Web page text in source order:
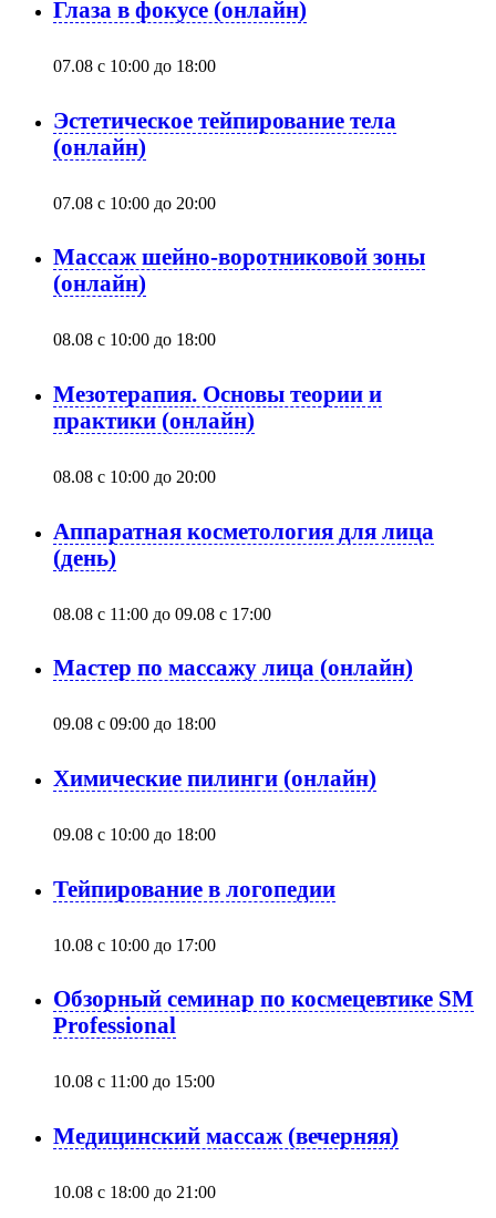
Глаза в фокусе (онлайн)
07.08 с 10:00 до 18:00
Эстетическое тейпирование тела
(онлайн)
07.08 с 10:00 до 20:00
Массаж шейно-воротниковой зоны
(онлайн)
08.08 с 10:00 до 18:00
Мезотерапия. Основы теории и
практики (онлайн)
08.08 с 10:00 до 20:00
Аппаратная косметология для лица
(день)
08.08 с 11:00 до 09.08 с 17:00
Мастер по массажу лица (онлайн)
09.08 с 09:00 до 18:00
Химические пилинги (онлайн)
09.08 с 10:00 до 18:00
Тейпирование в логопедии
10.08 с 10:00 до 17:00
Обзорный семинар по космецевтике SM
Professional
10.08 с 11:00 до 15:00
Медицинский массаж (вечерняя)
10.08 с 18:00 до 21:00